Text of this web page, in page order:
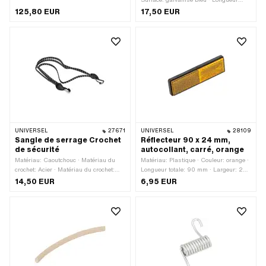
Largeur du porte-bagages (jusqu'à):
125,80 EUR
totale: 132 mm · Type de filetage:
17,50 EUR
UNIVERSEL 27671
Sangle de serrage Crochet
de sécurité
Matériau: Caoutchouc · Matériau du
crochet: Acier · Matériau du crochet:
Caoutchouc · Couleur: noir · Nombre de
14,50 EUR
UNIVERSEL 28109
Réflecteur 90 x 24 mm,
autocollant, carré, orange
Matériau: Plastique · Couleur: orange ·
Longueur totale: 90 mm · Largeur: 24
mm · Type de fixation: coller · Nombre
6,95 EUR